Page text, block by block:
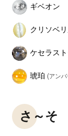
ギベオン
クリソベ
ケセラス
琥珀 (アンバ
さ～そ